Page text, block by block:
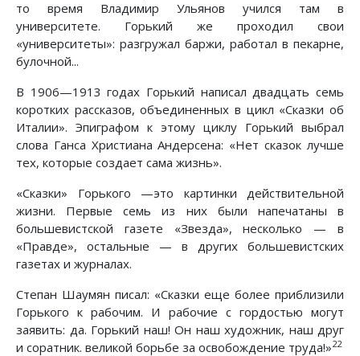
то время Владимир Ульянов учился там в
университете. Горький же проходил свои
«университеты»: разгружал баржи, работал в пекарне,
булочной...
В 1906—1913 годах Горький написал двадцать семь
коротких рассказов, объединенных в цикл «Сказки об
Италии». Эпиграфом к этому циклу Горький выбрал
слова Ганса Христиана Андерсена: «Нет сказок лучше
тех, которые создает сама жизнь».
«Сказки» Горького —это картинки действительной
жизни. Первые семь из них были напечатаны в
большевистской газете «Звезда», несколько — в
«Правде», остальные — в других большевистских
газетах и журналах.
Степан Шаумян писал: «Сказки еще более приблизили
Горького к рабочим. И рабочие с гордостью могут
заявить: да. Горький наш! Он наш художник, наш друг
и соратник. великой борьбе зa освобождение труда!»22